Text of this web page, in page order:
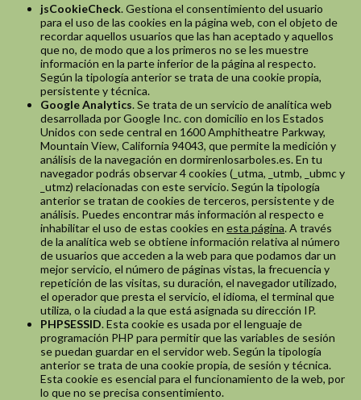
jsCookieCheck. Gestiona el consentimiento del usuario
para el uso de las cookies en la página web, con el objeto de
recordar aquellos usuarios que las han aceptado y aquellos
que no, de modo que a los primeros no se les muestre
información en la parte inferior de la página al respecto.
Según la tipología anterior se trata de una cookie propia,
persistente y técnica.
Google Analytics. Se trata de un servicio de analítica web
desarrollada por Google Inc. con domicilio en los Estados
Unidos con sede central en 1600 Amphitheatre Parkway,
Mountain View, California 94043, que permite la medición y
análisis de la navegación en dormirenlosarboles.es. En tu
navegador podrás observar 4 cookies (_utma, _utmb, _ubmc y
_utmz) relacionadas con este servicio. Según la tipología
anterior se tratan de cookies de terceros, persistente y de
análisis. Puedes encontrar más información al respecto e
inhabilitar el uso de estas cookies en esta página. A través
de la analítica web se obtiene información relativa al número
de usuarios que acceden a la web para que podamos dar un
mejor servicio, el número de páginas vistas, la frecuencia y
repetición de las visitas, su duración, el navegador utilizado,
el operador que presta el servicio, el idioma, el terminal que
utiliza, o la ciudad a la que está asignada su dirección IP.
PHPSESSID. Esta cookie es usada por el lenguaje de
programación PHP para permitir que las variables de sesión
se puedan guardar en el servidor web. Según la tipología
anterior se trata de una cookie propia, de sesión y técnica.
Esta cookie es esencial para el funcionamiento de la web, por
lo que no se precisa consentimiento.